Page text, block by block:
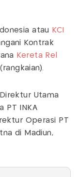
atau KCI
Kontrak
Kereta Rel
Utama
PT INKA
Operasi PT
di Madiun,